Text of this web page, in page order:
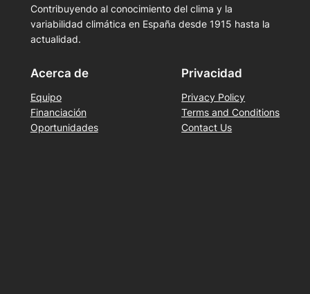
Contribuyendo al conocimiento del clima y la
variabilidad climática en España desde 1915 hasta la
actualidad.
Acerca de
Equipo
Financiación
Oportunidades
Privacidad
Privacy Policy
Terms and Conditions
Contact Us